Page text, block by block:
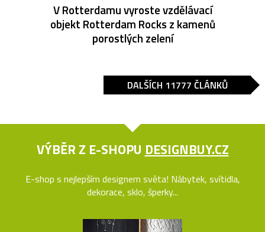
V Rotterdamu vyroste vzdělávací
objekt Rotterdam Rocks z kamenů
porostlých zelení
DALŠÍCH 11777 ČLÁNKŮ
VÝBĚR Z E-SHOPU DESIGNBUY.CZ
E-shop s nejlepším designem světa! Nábytek, svítidla,
dekorace, sklo, šperky...